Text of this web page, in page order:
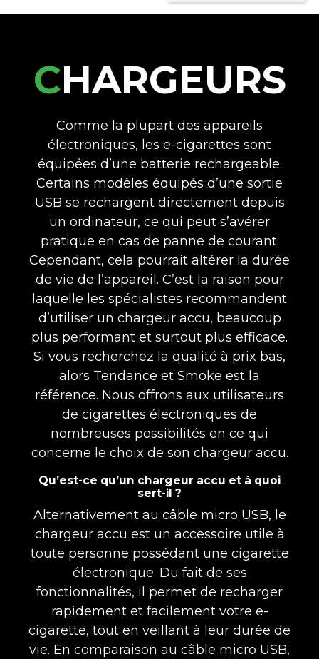
CHARGEURS
Comme la plupart des appareils
électroniques, les e-cigarettes sont
équipées d’une batterie rechargeable.
Certains modèles équipés d’une sortie
USB se rechargent directement depuis
un ordinateur, ce qui peut s’avérer
pratique en cas de panne de courant.
Cependant, cela pourrait altérer la durée
de vie de l’appareil. C’est la raison pour
laquelle les spécialistes recommandent
d’utiliser un chargeur accu, beaucoup
plus performant et surtout plus efficace.
Si vous recherchez la qualité à prix bas,
alors Tendance et Smoke est la
référence. Nous offrons aux utilisateurs
de cigarettes électroniques de
nombreuses possibilités en ce qui
concerne le choix de son chargeur accu.
Qu’est-ce qu’un chargeur accu et à quoi
sert-il ?
Alternativement au câble micro USB, le
chargeur accu est un accessoire utile à
toute personne possédant une cigarette
électronique. Du fait de ses
fonctionnalités, il permet de recharger
rapidement et facilement votre e-
cigarette, tout en veillant à leur durée de
vie. En comparaison au câble micro USB,